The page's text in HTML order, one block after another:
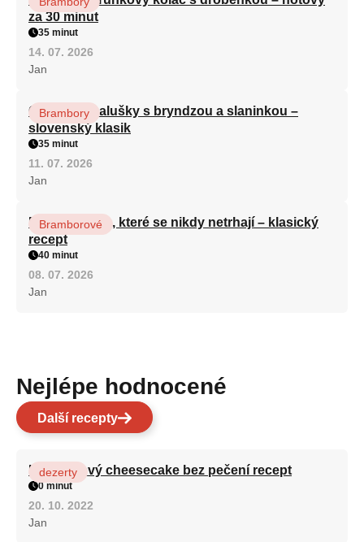
za 30 minut
35 minut
14. 07. 2026
Jan
Cuketové halušky s bryndzou a slaninkou –
slovenský klasik
Brambory
35 minut
11. 07. 2026
Jan
Domácí lokše, které se nikdy netrhají – klasický
recept
Bramborové
40 minut
08. 07. 2026
Jan
Nejlépe hodnocené
Další recepty
Karamelový cheesecake bez pečení recept
dezerty
0 minut
20. 10. 2022
Jan